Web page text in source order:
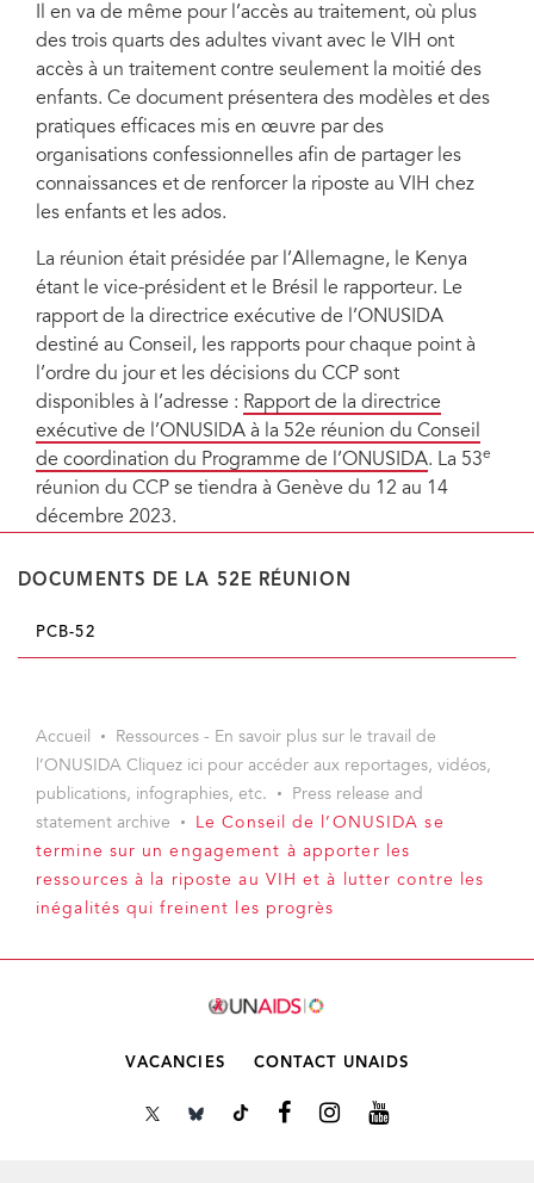
Il en va de même pour l’accès au traitement, où plus
des trois quarts des adultes vivant avec le VIH ont
accès à un traitement contre seulement la moitié des
enfants. Ce document présentera des modèles et des
pratiques efficaces mis en œuvre par des
organisations confessionnelles afin de partager les
connaissances et de renforcer la riposte au VIH chez
les enfants et les ados.
La réunion était présidée par l’Allemagne, le Kenya
étant le vice-président et le Brésil le rapporteur. Le
rapport de la directrice exécutive de l’ONUSIDA
destiné au Conseil, les rapports pour chaque point à
l’ordre du jour et les décisions du CCP sont
disponibles à l’adresse : Rapport de la directrice
exécutive de l’ONUSIDA à la 52e réunion du Conseil
de coordination du Programme de l’ONUSIDA. La 53e
réunion du CCP se tiendra à Genève du 12 au 14
décembre 2023.
DOCUMENTS DE LA 52E RÉUNION
PCB-52
Accueil
Ressources - En savoir plus sur le travail de
l’ONUSIDA Cliquez ici pour accéder aux reportages, vidéos,
publications, infographies, etc.
Press release and
statement archive
Le Conseil de l’ONUSIDA se
termine sur un engagement à apporter les
ressources à la riposte au VIH et à lutter contre les
inégalités qui freinent les progrès
VACANCIES CONTACT UNAIDS